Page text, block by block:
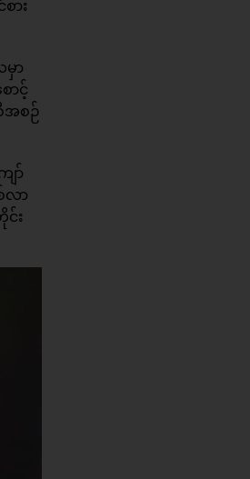
ား
ာ
ာင့်
အစဉ်
ာ်
လာ
း